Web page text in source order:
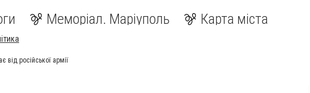
Меморіал. Маріуполь Карта міста
російської армії